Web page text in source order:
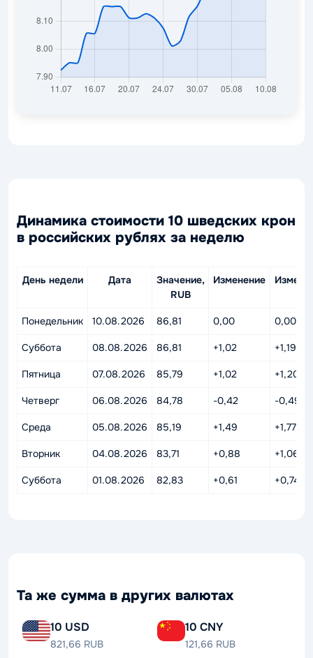
Динамика стоимости 10 шведских крон
в российских рублях за неделю
День недели Дата
Значение,
RUB
Изменение
Понедельник 10.08.2026 86,81 0,00 0,00%
Суббота 08.08.2026 86,81 +1,02 +1,19%
Пятница 07.08.2026 85,79 +1,02 +1,20%
Четверг 06.08.2026 84,78 -0,42 -0,49%
Среда 05.08.2026 85,19 +1,49 +1,77%
Вторник 04.08.2026 83,71 +0,88 +1,06%
Суббота 01.08.2026 82,83 +0,61 +0,74%
Та же сумма в других валютах
10 USD
821,66 RUB
10 CNY
121,66 RUB